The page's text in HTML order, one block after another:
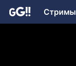
Стримы